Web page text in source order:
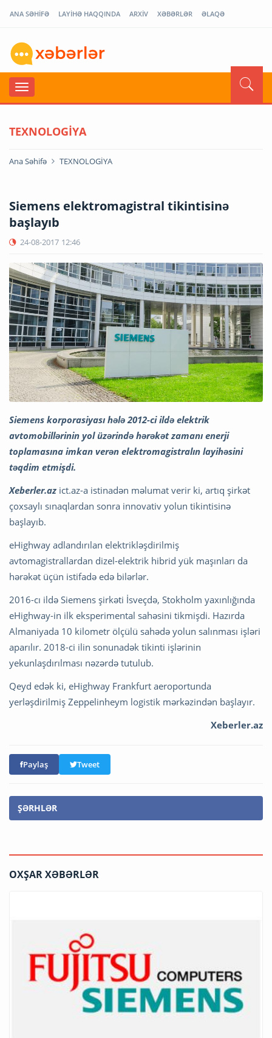
ANA SƏHİFƏ LAYİHƏ HAQQINDA ARXİV XƏBƏRLƏR ƏLAQƏ
TEXNOLOGİYA
Ana Səhifə TEXNOLOGİYA
Siemens elektromagistral tikintisinə
başlayıb
24-08-2017 12:46
Siemens korporasiyası hələ 2012-ci ildə elektrik
avtomobillərinin yol üzərində hərəkət zamanı enerji
toplamasına imkan verən elektromagistralın layihəsini
təqdim etmişdi.
Xeberler.az ict.az-a istinadən məlumat verir ki, artıq şirkət
çoxsaylı sınaqlardan sonra innovativ yolun tikintisinə
başlayıb.
eHighway adlandırılan elektrikləşdirilmiş
avtomagistrallardan dizel-elektrik hibrid yük maşınları da
hərəkət üçün istifadə edə bilərlər.
2016-cı ildə Siemens şirkəti İsveçdə, Stokholm yaxınlığında
eHighway-in ilk eksperimental sahəsini tikmişdi. Hazırda
Almaniyada 10 kilometr ölçülü sahədə yolun salınması işləri
aparılır. 2018-ci ilin sonunadək tikinti işlərinin
yekunlaşdırılması nəzərdə tutulub.
Qeyd edək ki, eHighway Frankfurt aeroportunda
yerləşdirilmiş Zeppelinheym logistik mərkəzindən başlayır.
Xeberler.az
Paylaş Tweet
ŞƏRHLƏR
OXŞAR XƏBƏRLƏR